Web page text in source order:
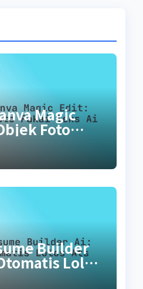
Magic
Foto
Builder
Lolos